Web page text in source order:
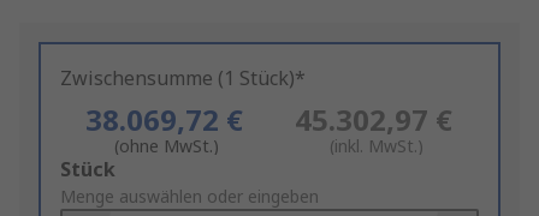
Zwischensumme (1 Stück)*
38.069,72 €
(ohne MwSt.)
45.302,97 €
(inkl. MwSt.)
Add
to
Stück
Menge auswählen oder eingeben